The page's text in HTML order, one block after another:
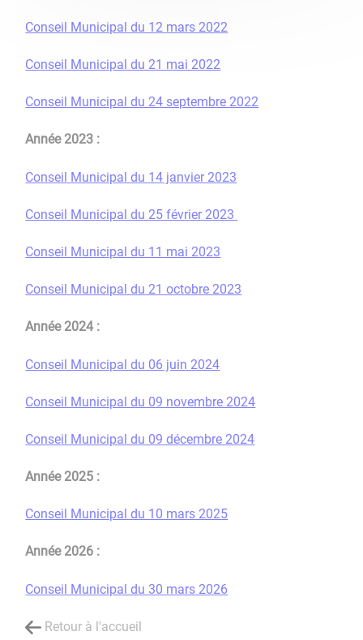
Conseil Municipal du 12 mars 2022
Conseil Municipal du 21 mai 2022
Conseil Municipal du 24 septembre 2022
Année 2023 :
Conseil Municipal du 14 janvier 2023
Conseil Municipal du 25 février 2023
Conseil Municipal du 11 mai 2023
Conseil Municipal du 21 octobre 2023
Année 2024 :
Conseil Municipal du 06 juin 2024
Conseil Municipal du 09 novembre 2024
Conseil Municipal du 09 décembre 2024
Année 2025 :
Conseil Municipal du 10 mars 2025
Année 2026 :
Conseil Municipal du 30 mars 2026
Retour à l'accueil